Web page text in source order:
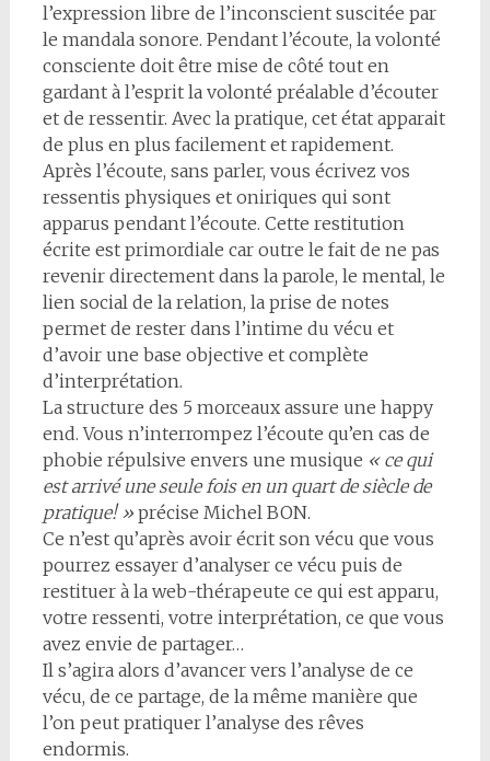
l’expression libre de l’inconscient suscitée par
le mandala sonore. Pendant l’écoute, la volonté
consciente doit être mise de côté tout en
gardant à l’esprit la volonté préalable d’écouter
et de ressentir. Avec la pratique, cet état apparait
de plus en plus facilement et rapidement.
Après l’écoute, sans parler, vous écrivez vos
ressentis physiques et oniriques qui sont
apparus pendant l’écoute. Cette restitution
écrite est primordiale car outre le fait de ne pas
revenir directement dans la parole, le mental, le
lien social de la relation, la prise de notes
permet de rester dans l’intime du vécu et
d’avoir une base objective et complète
d’interprétation.
La structure des 5 morceaux assure une happy
end. Vous n’interrompez l’écoute qu’en cas de
phobie répulsive envers une musique « ce qui
est arrivé une seule fois en un quart de siècle de
pratique! » précise Michel BON.
Ce n’est qu’après avoir écrit son vécu que vous
pourrez essayer d’analyser ce vécu puis de
restituer à la web-thérapeute ce qui est apparu,
votre ressenti, votre interprétation, ce que vous
avez envie de partager…
Il s’agira alors d’avancer vers l’analyse de ce
vécu, de ce partage, de la même manière que
l’on peut pratiquer l’analyse des rêves
endormis.